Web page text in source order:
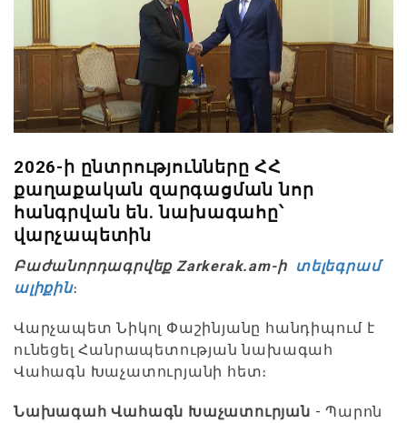
2026-ի ընտրությունները ՀՀ
քաղաքական զարգացման նոր
հանգրվան են. նախագահը՝
վարչապետին
Բաժանորդագրվեք Zarkerak.am-ի տելեգրամ
ալիքին։
Վարչապետ Նիկոլ Փաշինյանը հանդիպում է
ունեցել Հանրապետության նախագահ
Վահագն Խաչատուրյանի հետ։
Նախագահ Վահագն Խաչատուրյան - Պարոն